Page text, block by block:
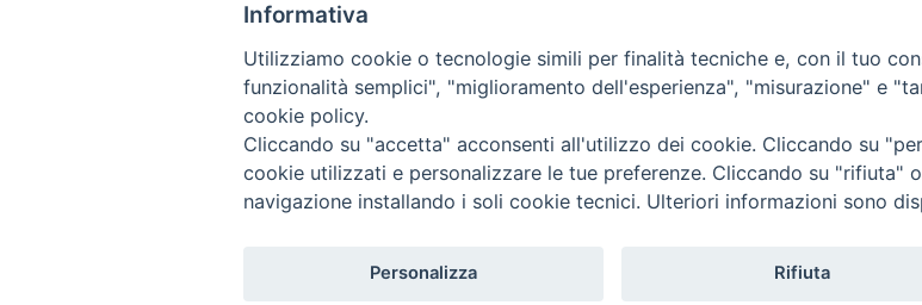
Privacy Policy Cookie Policy
Copyright © 2019 - Tutti i diritti riservati - Vita Trentina Editrice
Informativa
Utilizziamo cookie o tecnologie simili per finalità tecniche e, con il tuo
funzionalità semplici", "miglioramento dell'esperienza", "misurazione" e
cookie policy.
Cliccando su "accetta" acconsenti all'utilizzo dei cookie. Cliccando su
cookie utilizzati e personalizzare le tue preferenze. Cliccando su "rifiuta"
navigazione installando i soli cookie tecnici. Ulteriori informazioni sono
Personalizza Rifiuta